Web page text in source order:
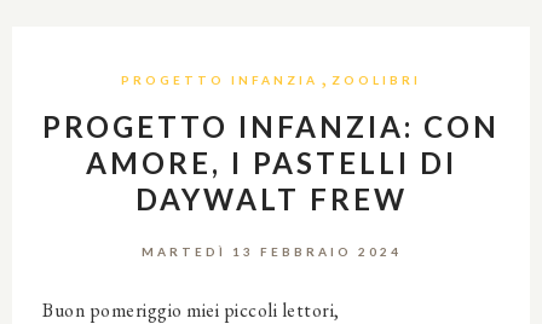
PROGETTO INFANZIA , ZOOLIBRI
PROGETTO INFANZIA: CON
AMORE, I PASTELLI DI
DAYWALT FREW
MARTEDÌ 13 FEBBRAIO 2024
Buon pomeriggio miei piccoli lettori,